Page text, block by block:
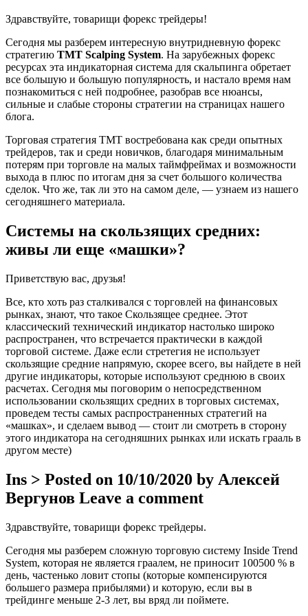
Здравствуйте, товарищи форекс трейдеры!
Сегодня мы разберем интересную внутридневную форекс
стратегию TMT Scalping System. На зарубежных форекс
ресурсах эта индикаторная система для скальпинга обретает
все большую и большую популярность, и настало время нам
познакомиться с ней подробнее, разобрав все нюансы,
сильные и слабые стороны стратегии на страницах нашего
блога.
Торговая стратегия TMT востребована как среди опытных
трейдеров, так и среди новичков, благодаря минимальным
потерям при торговле на малых таймфреймах и возможности
выхода в плюс по итогам дня за счет большого количества
сделок. Что же, так ли это на самом деле, — узнаем из нашего
сегодняшнего материала.
Системы на скользящих средних:
живы ли еще «машки»?
Приветствую вас, друзья!
Все, кто хоть раз сталкивался с торговлей на финансовых
рынках, знают, что такое Скользящее среднее. Этот
классический технический индикатор настолько широко
распространен, что встречается практически в каждой
торговой системе. Даже если стретегия не использует
скользящие средние напрямую, скорее всего, вы найдете в ней
другие индикаторы, которые используют среднюю в своих
расчетах. Сегодня мы поговорим о непосредственном
использовании скользящих средних в торговых системах,
проведем тесты самых распространенных стратегий на
«машках», и сделаем вывод — стоит ли смотреть в сторону
этого индикатора на сегодняшних рынках или искать грааль в
другом месте)
Ins > Posted on 10/10/2020 by Алексей
Вергунов Leave a comment
Здравствуйте, товарищи форекс трейдеры.
Сегодня мы разберем сложную торговую систему Inside Trend
System, которая не является граалем, не приносит 100500 % в
день, частенько ловит стопы (которые компенсируются
большего размера прибылями) и которую, если вы в
трейдинге меньше 2-3 лет, вы вряд ли поймете.